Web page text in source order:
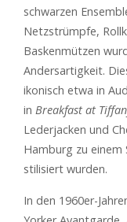
schwarzen
Netzstrümpfe,
Baskenmützen
Andersartigkeit.
ikonisch etwa in
in Breakfast at
Lederjacken und
Hamburg zu einem
stilisiert wurden.
In den 1960er-